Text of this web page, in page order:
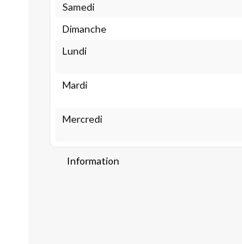
Samedi
Dimanche
Lundi
Mardi
Mercredi
Information